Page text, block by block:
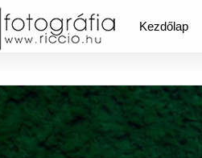
Kezdőlap